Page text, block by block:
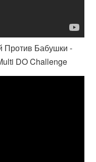
Против Бабушки -
DO Challenge